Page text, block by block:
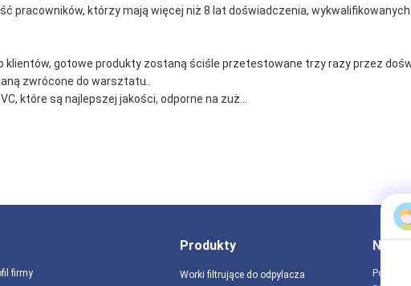
pracowników, którzy mają więcej niż 8 lat doświadczenia,
gotowe produkty zostaną ściśle przetestowane trzy razy przez
zwrócone do warsztatu..
które są najlepszej jakości, odporne na zuż...
firmy
Produkty
Worki filtrujące do odpylacza